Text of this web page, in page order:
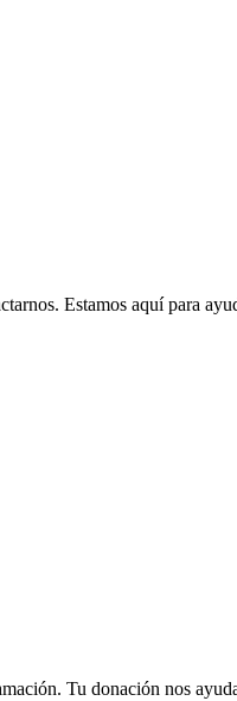
Estamos aquí para
Tu donación nos